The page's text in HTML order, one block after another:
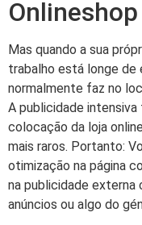
Mas quando a sua
trabalho está longe
normalmente faz no
A publicidade intensiva
colocação da loja
mais raros. Portanto:
otimização na página
na publicidade externa
anúncios ou algo do